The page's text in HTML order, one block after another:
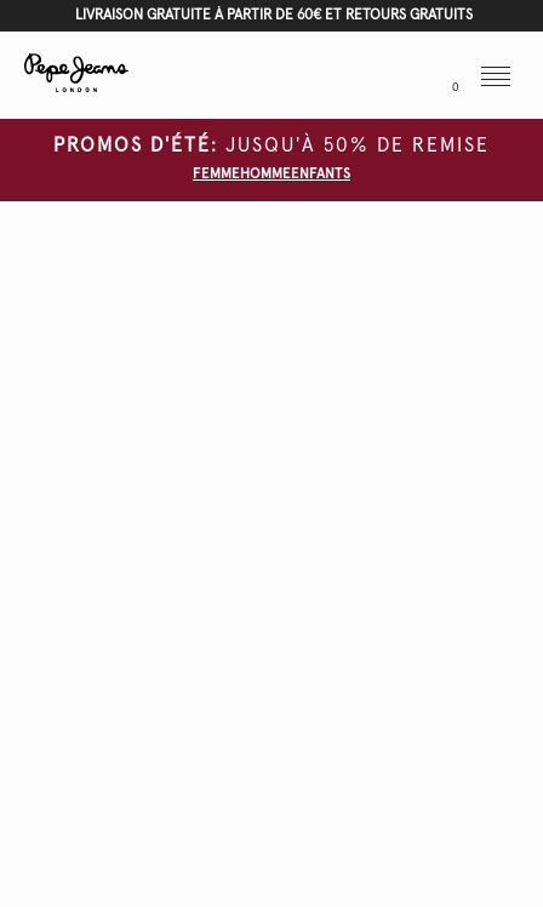
LIVRAISON GRATUITE À PARTIR DE 60€ ET RETOURS GRATUITS
0
Menu
PROMOS D'ÉTÉ: JUSQU'À 50% DE REMISE
FEMMEHOMMEENFANTS